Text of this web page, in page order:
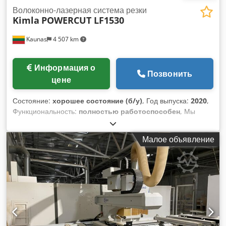
Kaunas 4 507 km
Волоконно-лазерная система резки
Kimla POWERCUT LF1530
цене
Позвонить
Состояние: хорошее состояние (б/у), Год выпуска: 2020,
Функциональность: полностью работоспособен, Мы
предлагаем полностью автоматизированную систему
лазерной резки волоконным лазером с интегрированным
складским решением, роботизированной обработкой и
высокоскоростной прецизионной работой, разработанную
для промышленных производственных условий. Система
лазерной резки KIMLA POWERCUT LF1530 (Полностью
автоматизированная линия) Модель: KIMLA POWERCUT
LF1530 Производитель: KIMLA Год выпуска: 2020
Соответствие: Сертифицирована по стандарту CE Система
управления: Полное цифровое ЧПУ Технические
Малое объявление